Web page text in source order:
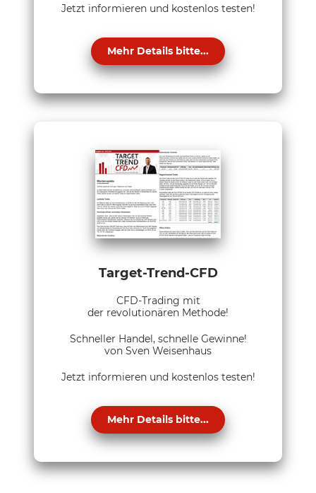
Jetzt informieren und kostenlos testen!
Mehr Details bitte...
Target-Trend-CFD
CFD-Trading mit
der revolutionären Methode!
Schneller Handel, schnelle Gewinne!
von Sven Weisenhaus
Jetzt informieren und kostenlos testen!
Mehr Details bitte...